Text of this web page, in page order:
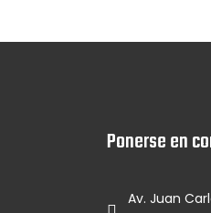
Ponerse en
Av. Juan